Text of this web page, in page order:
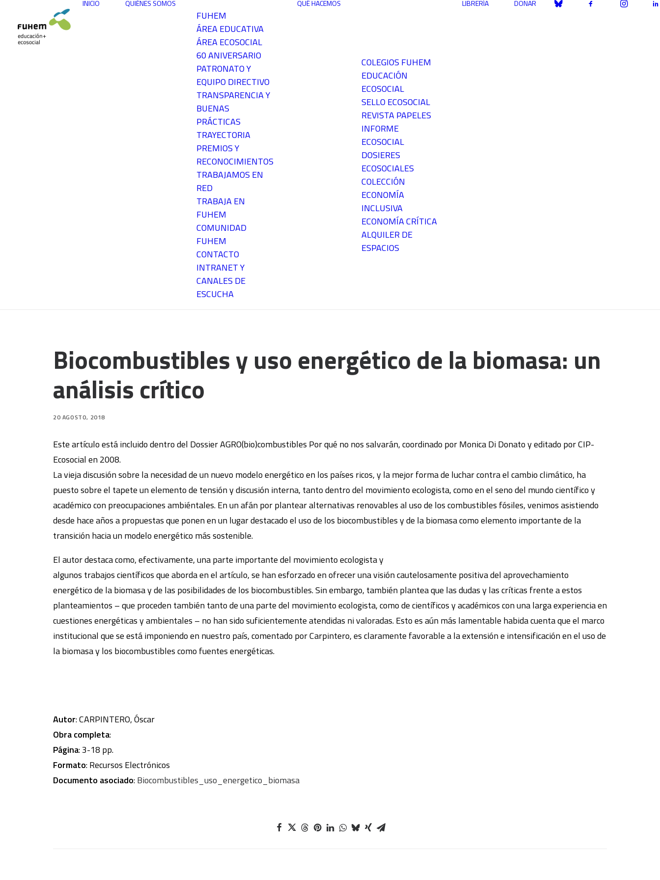
INICIO QUIÉNES SOMOS
FUHEM
ÁREA EDUCATIVA
ÁREA ECOSOCIAL
60 ANIVERSARIO
PATRONATO Y
EQUIPO DIRECTIVO
TRANSPARENCIA Y
BUENAS
PRÁCTICAS
TRAYECTORIA
PREMIOS Y
RECONOCIMIENTOS
TRABAJAMOS EN
RED
TRABAJA EN
FUHEM
COMUNIDAD
FUHEM
CONTACTO
INTRANET Y
CANALES DE
ESCUCHA
QUÉ HACEMOS
COLEGIOS FUHEM
EDUCACIÓN
ECOSOCIAL
SELLO ECOSOCIAL
REVISTA PAPELES
INFORME
ECOSOCIAL
DOSIERES
ECOSOCIALES
COLECCIÓN
ECONOMÍA
INCLUSIVA
ECONOMÍA CRÍTICA
ALQUILER DE
ESPACIOS
LIBRERÍA DONAR
Biocombustibles y uso energético de la biomasa: un
análisis crítico
20 AGOSTO, 2018
Este artículo está incluido dentro del Dossier AGRO(bio)combustibles Por qué no nos salvarán, coordinado por Monica Di Donato y editado por CIP-
Ecosocial en 2008.
La vieja discusión sobre la necesidad de un nuevo modelo energético en los países ricos, y la mejor forma de luchar contra el cambio climático, ha
puesto sobre el tapete un elemento de tensión y discusión interna, tanto dentro del movimiento ecologista, como en el seno del mundo científico y
académico con preocupaciones ambiéntales. En un afán por plantear alternativas renovables al uso de los combustibles fósiles, venimos asistiendo
desde hace años a propuestas que ponen en un lugar destacado el uso de los biocombustibles y de la biomasa como elemento importante de la
transición hacia un modelo energético más sostenible.
El autor destaca como, efectivamente, una parte importante del movimiento ecologista y
algunos trabajos científicos que aborda en el artículo, se han esforzado en ofrecer una visión cautelosamente positiva del aprovechamiento
energético de la biomasa y de las posibilidades de los biocombustibles. Sin embargo, también plantea que las dudas y las críticas frente a estos
planteamientos – que proceden también tanto de una parte del movimiento ecologista, como de científicos y académicos con una larga experiencia en
cuestiones energéticas y ambientales – no han sido suficientemente atendidas ni valoradas. Esto es aún más lamentable habida cuenta que el marco
institucional que se está imponiendo en nuestro país, comentado por Carpintero, es claramente favorable a la extensión e intensificación en el uso de
la biomasa y los biocombustibles como fuentes energéticas.
Autor: CARPINTERO, Óscar
Obra completa:
Página: 3-18 pp.
Formato: Recursos Electrónicos
Documento asociado:Biocombustibles_uso_energetico_biomasa